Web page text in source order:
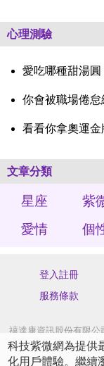
科技紫微網為提供
化用戶體驗。繼續
心理測驗
愛吃哪種甜湯
你會被職場倦怠
看看你拿奧運金
文章分類
星座 紫
愛情
個
登入註冊
服務條款
禧達康資訊股份有限公
統編 70562904
新北市汐止區新台五路